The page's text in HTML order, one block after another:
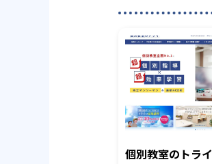
個別教室のトライ